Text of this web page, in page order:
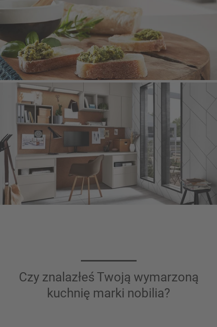
Czy znalazłeś Twoją wymarzoną
kuchnię marki nobilia?